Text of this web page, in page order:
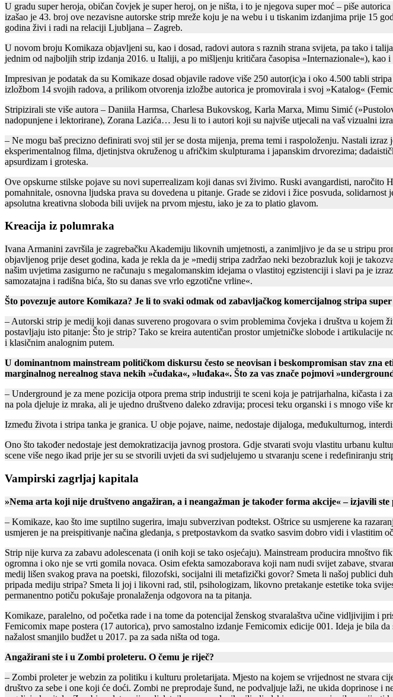
U gradu super heroja, običan čovjek je super heroj, on je ništa, i to je njegova super moć – piše
izašao je 43. broj ove nezavisne autorske strip mreže koju je na webu i u tiskanim izdanjima prije 15
godina živi i radi na relaciji Ljubljana – Zagreb.
U novom broju Komikaza objavljeni su, kao i dosad, radovi autora s raznih strana svijeta, pa tako i
jednim od najboljih strip izdanja 2016. u Italiji, a po mišljenju kritičara časopisa »Internazionale«),
Impresivan je podatak da su Komikaze dosad objavile radove više 250 autor(ic)a i oko 4.500 tabli
izložbom 14 svojih radova, a prilikom otvorenja izložbe autorica je promovirala i svoj »Katalog«
Stripizirali ste više autora – Daniila Harmsa, Charlesa Bukovskog, Karla Marxa, Mimu Simić
nadopunjene i lektorirane), Zorana Lazića… Jesu li to i autori koji su najviše utjecali na vaš vizualni
– Ne mogu baš precizno definirati svoj stil jer se dosta mijenja, prema temi i raspoloženju. Nastali
eksperimentalnog filma, djetinjstva okruženog u afričkim skulpturama i japanskim drvorezima;
apsurdizam i groteska.
Ove opskurne stilske pojave su novi superrealizam koji danas svi živimo. Ruski avangardisti, naročito
pomahnitale, osnovna ljudska prava su dovedena u pitanje. Grade se zidovi i žice posvuda,
apsolutna kreativna sloboda bili uvijek na prvom mjestu, iako je za to platio glavom.
Kreacija iz polumraka
Ivana Armanini završila je zagrebačku Akademiju likovnih umjetnosti, a zanimljivo je da se u stripu
objavljenog prije deset godina, kada je rekla da je »medij stripa zadržao neki bezobrazluk koji je
našim uvjetima zasigurno ne računaju s megalomanskim idejama o vlastitoj egzistenciji i slavi pa je
samozatajna i radišna bića, što su danas sve vrlo egzotične vrline«.
Što povezuje autore Komikaza? Je li to svaki odmak od zabavljačkog komercijalnog stripa
– Autorski strip je medij koji danas suvereno progovara o svim problemima čovjeka i društva u
postavljaju isto pitanje: Što je strip? Tako se kreira autentičan prostor umjetničke slobode i
i klasičnim analognim putem.
U dominantnom mainstream političkom diskursu često se neovisan i beskompromisan stav zna
marginalnog nerealnog stava nekih »čudaka«, »luđaka«. Što za vas znače pojmovi
– Underground je za mene pozicija otpora prema strip industriji te sceni koja je patrijarhalna, kičasta i
na pola djeluje iz mraka, ali je ujedno društveno daleko zdravija; procesi teku organski i s mnogo više
Između života i stripa tanka je granica. U obje pojave, naime, nedostaje dijaloga, međukulturnog,
Ono što također nedostaje jest demokratizacija javnog prostora. Gdje stvarati svoju vlastitu urbanu
scene više nego ikad prije jer su se stvorili uvjeti da svi sudjelujemo u stvaranju scene i redefiniranju
Vampirski zagrljaj kapitala
»Nema arta koji nije društveno angažiran, a i neangažman je također forma akcije« – izjavili
– Komikaze, kao što ime suptilno sugerira, imaju subverzivan podtekst. Oštrice su usmjerene ka
usmjeren je na preispitivanje načina gledanja, s pretpostavkom da svatko sasvim dobro vidi i vlastitim
Strip nije kurva za zabavu adolescenata (i onih koji se tako osjećaju). Mainstream producira
ogromna i oko nje se vrti gomila novaca. Osim efekta samozaborava koji nam nudi svijet zabave,
medij lišen svakog prava na poetski, filozofski, socijalni ili metafizički govor? Smeta li našoj publici
pripada mediju stripa? Smeta li joj i likovni rad, stil, psihologizam, likovno pretakanje estetike toka
permanentno potiču pokušaje pronalaženja odgovora na ta pitanja.
Komikaze, paralelno, od početka rade i na tome da potencijal ženskog stvaralaštva učine vidljivijim i
Femicomix mape postera (17 autorica), prvo samostalno izdanje Femicomix edicije 001. Ideja je bila
nažalost smanjilo budžet u 2017. pa za sada ništa od toga.
Angažirani ste i u Zombi proleteru. O čemu je riječ?
– Zombi proleter je webzin za politiku i kulturu proletarijata. Mjesto na kojem se vrijednost ne stvara
društvo za sebe i one koji će doći. Zombi ne preprodaje šund, ne podvaljuje laži, ne ukida doprinose